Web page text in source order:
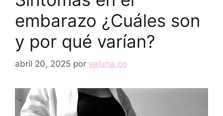
embarazo ¿Cuáles son
y por qué varían?
abril 20, 2025 por valuna.co